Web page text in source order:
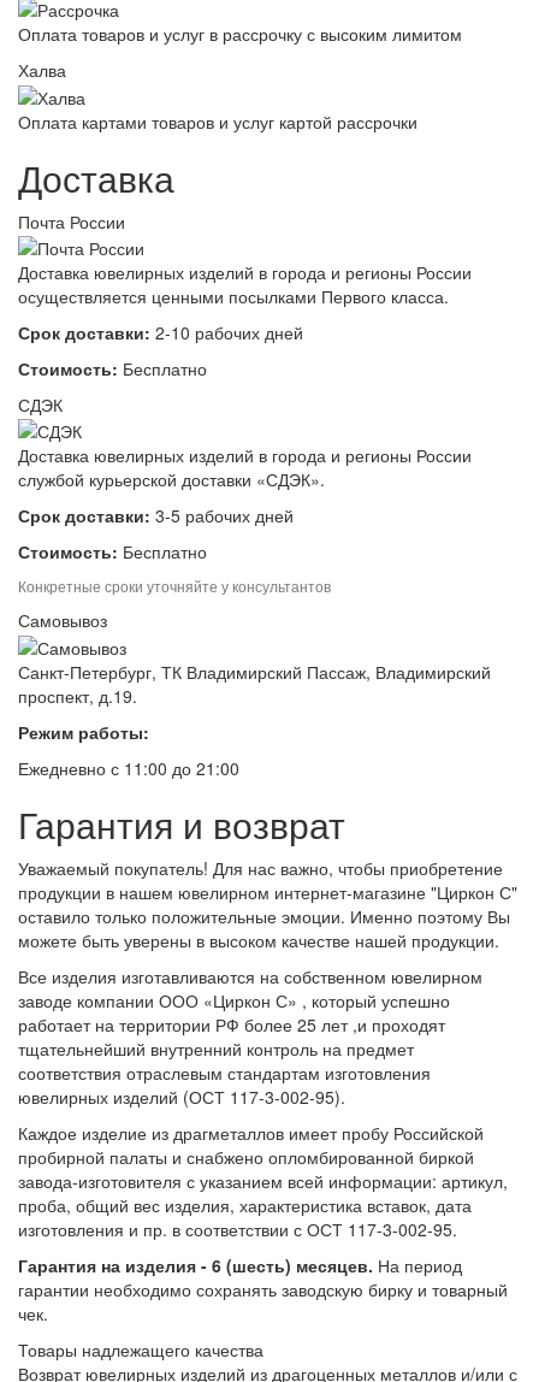
Оплата товаров и услуг в рассрочку с высоким лимитом
Халва
Оплата картами товаров и услуг картой рассрочки
Доставка
Почта России
Доставка ювелирных изделий в города и регионы России
осуществляется ценными посылками Первого класса.
Срок доставки: 2-10 рабочих дней
Стоимость: Бесплатно
СДЭК
Доставка ювелирных изделий в города и регионы России
службой курьерской доставки «СДЭК».
Срок доставки: 3-5 рабочих дней
Стоимость: Бесплатно
Конкретные сроки уточняйте у консультантов
Самовывоз
Санкт-Петербург, ТК Владимирский Пассаж, Владимирский
проспект, д.19.
Режим работы:
Ежедневно с 11:00 до 21:00
Гарантия и возврат
Уважаемый покупатель! Для нас важно, чтобы приобретение
продукции в нашем ювелирном интернет-магазине "Циркон С"
оставило только положительные эмоции. Именно поэтому Вы
можете быть уверены в высоком качестве нашей продукции.
Все изделия изготавливаются на собственном ювелирном
заводе компании ООО «Циркон С» , который успешно
работает на территории РФ более 25 лет ,и проходят
тщательнейший внутренний контроль на предмет
соответствия отраслевым стандартам изготовления
ювелирных изделий (ОСТ 117-3-002-95).
Каждое изделие из драгметаллов имеет пробу Российской
пробирной палаты и снабжено опломбированной биркой
завода-изготовителя с указанием всей информации: артикул,
проба, общий вес изделия, характеристика вставок, дата
изготовления и пр. в соответствии с ОСТ 117-3-002-95.
Гарантия на изделия - 6 (шесть) месяцев. На период
гарантии необходимо сохранять заводскую бирку и товарный
чек.
Товары надлежащего качества
Возврат ювелирных изделий из драгоценных металлов и/или с